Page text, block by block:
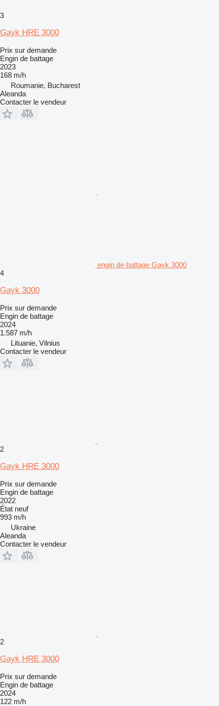
3
Gayk HRE 3000
Prix sur demande
Engin de battage
2023
168 m/h
Roumanie, Bucharest
Aleanda
Contacter le vendeur
engin de battage Gayk 3000
4
Gayk 3000
Prix sur demande
Engin de battage
2024
1.587 m/h
Lituanie, Vilnius
Contacter le vendeur
2
Gayk HRE 3000
Prix sur demande
Engin de battage
2022
État neuf
993 m/h
Ukraine
Aleanda
Contacter le vendeur
2
Gayk HRE 3000
Prix sur demande
Engin de battage
2024
122 m/h